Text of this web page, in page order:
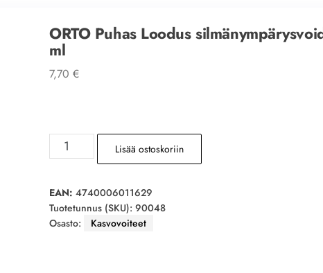
ORTO Puhas Loodus
ml
7,70€
ORTO
Puhas
silmänympärysvoide
15
ml
Lisää ostoskoriin
EAN: 4740006011629
Tuotetunnus (SKU):90048
Osasto:
Kasvovoiteet